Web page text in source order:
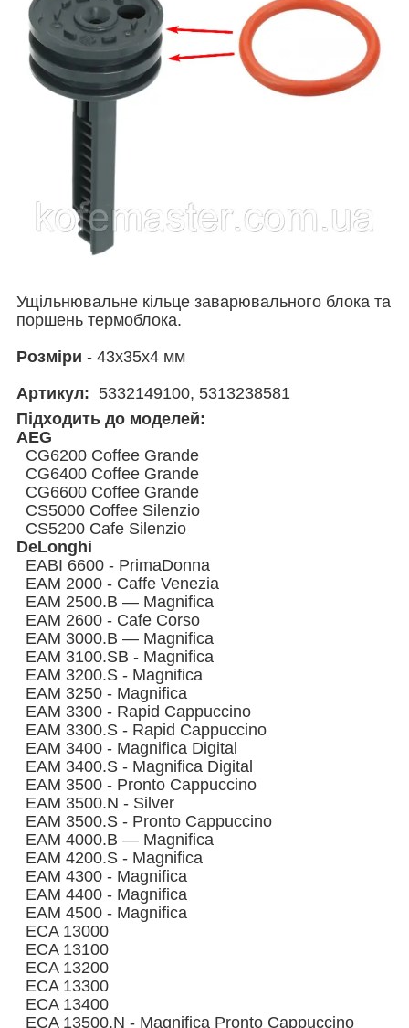
Ущільнювальне кільце заварювального блока та
поршень термоблока.
Розміри - 43x35x4 мм
Артикул: 5332149100, 5313238581
Підходить до моделей:
AEG
CG6200 Coffee Grande
CG6400 Coffee Grande
CG6600 Coffee Grande
CS5000 Coffee Silenzio
CS5200 Cafe Silenzio
DeLonghi
EABI 6600 - PrimaDonna
EAM 2000 - Caffe Venezia
EAM 2500.B — Magnifica
EAM 2600 - Cafe Corso
EAM 3000.B — Magnifica
EAM 3100.SB - Magnifica
EAM 3200.S - Magnifica
EAM 3250 - Magnifica
EAM 3300 - Rapid Cappuccino
EAM 3300.S - Rapid Cappuccino
EAM 3400 - Magnifica Digital
EAM 3400.S - Magnifica Digital
EAM 3500 - Pronto Cappuccino
EAM 3500.N - Silver
EAM 3500.S - Pronto Cappuccino
EAM 4000.B — Magnifica
EAM 4200.S - Magnifica
EAM 4300 - Magnifica
EAM 4400 - Magnifica
EAM 4500 - Magnifica
ECA 13000
ECA 13100
ECA 13200
ECA 13300
ECA 13400
ECA 13500.N - Magnifica Pronto Cappuccino